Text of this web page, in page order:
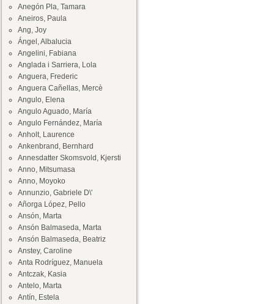
Anegón Pla, Tamara
Aneiros, Paula
Ang, Joy
Ángel, Albalucia
Angelini, Fabiana
Anglada i Sarriera, Lola
Anguera, Frederic
Anguera Cañellas, Mercè
Angulo, Elena
Angulo Aguado, María
Angulo Fernández, María
Anholt, Laurence
Ankenbrand, Bernhard
Annesdatter Skomsvold, Kjersti
Anno, Mitsumasa
Anno, Moyoko
Annunzio, Gabriele D\'
Añorga López, Pello
Ansón, Marta
Ansón Balmaseda, Marta
Ansón Balmaseda, Beatriz
Anstey, Caroline
Anta Rodríguez, Manuela
Antczak, Kasia
Antelo, Marta
Antín, Estela